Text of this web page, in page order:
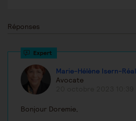
Réponses
Marie-Hélène Isern-Réal
Avocate
Bonjour Doremie,